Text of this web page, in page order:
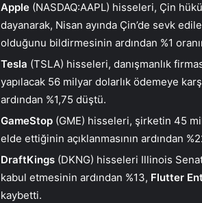
Apple (NASDAQ:AAPL) hisseleri, Çin
dayanarak, Nisan ayında Çin’de sevk
olduğunu bildirmesinin ardından %1
Tesla (TSLA) hisseleri, danışmanlık
yapılacak 56 milyar dolarlık ödemeye
ardından %1,75 düştü.
GameStop (GME) hisseleri, şirketin 45
elde ettiğinin açıklanmasının ardından
DraftKings (DKNG) hisseleri Illinois
kabul etmesinin ardından %13, Flutter
kaybetti.